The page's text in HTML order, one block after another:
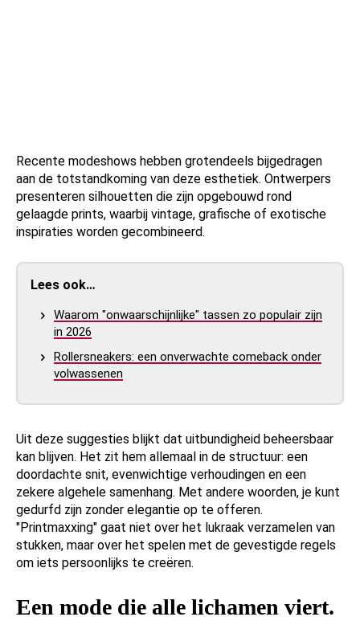
Recente modeshows hebben grotendeels bijgedragen
aan de totstandkoming van deze esthetiek. Ontwerpers
presenteren silhouetten die zijn opgebouwd rond
gelaagde prints, waarbij vintage, grafische of exotische
inspiraties worden gecombineerd.
Lees ook…
Waarom "onwaarschijnlijke" tassen zo populair zijn
in 2026
Rollersneakers: een onverwachte comeback onder
volwassenen
Uit deze suggesties blijkt dat uitbundigheid beheersbaar
kan blijven. Het zit hem allemaal in de structuur: een
doordachte snit, evenwichtige verhoudingen en een
zekere algehele samenhang. Met andere woorden, je kunt
gedurfd zijn zonder elegantie op te offeren.
"Printmaxxing" gaat niet over het lukraak verzamelen van
stukken, maar over het spelen met de gevestigde regels
om iets persoonlijks te creëren.
Een mode die alle lichamen viert.